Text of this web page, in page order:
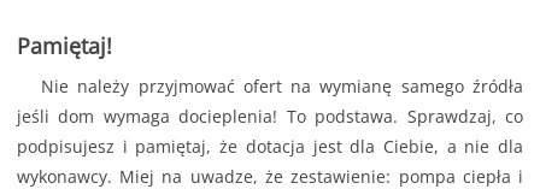
Pamiętaj!
Nie należy przyjmować ofert na wymianę samego źródła
jeśli dom wymaga docieplenia! To podstawa. Sprawdzaj, co
podpisujesz i pamiętaj, że dotacja jest dla Ciebie, a nie dla
wykonawcy. Miej na uwadze, że zestawienie: pompa ciepła i